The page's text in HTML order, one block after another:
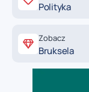
Polityka
Zobacz
Bruksela